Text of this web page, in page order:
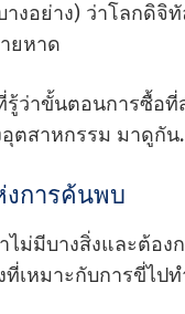
งอย่าง) ว่าโลกดิจิ
ยหาด
รู้ว่าขั้นตอนการซื้
ตสาหกรรม มาดูกั
งการค้นพบ
ไม่มีบางสิ่งและต้อ
เหมาะกับการขี่ไปทํ